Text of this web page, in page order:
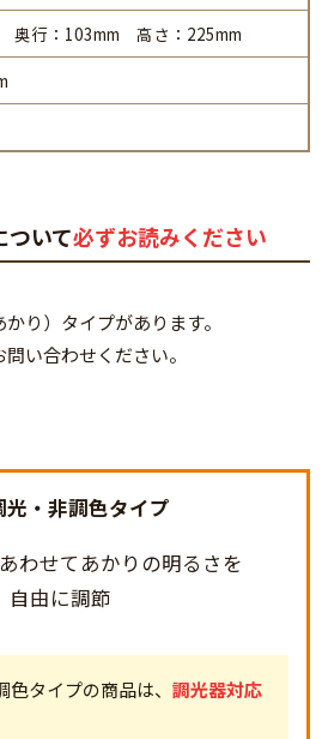
奥行：103mm 高さ：225mm
ついて必ずお読みください
り）タイプがあります。
い合わせください。
光・非調色タイプ
わせてあかりの明るさを
自由に調節
タイプの商品は、 調光器対応